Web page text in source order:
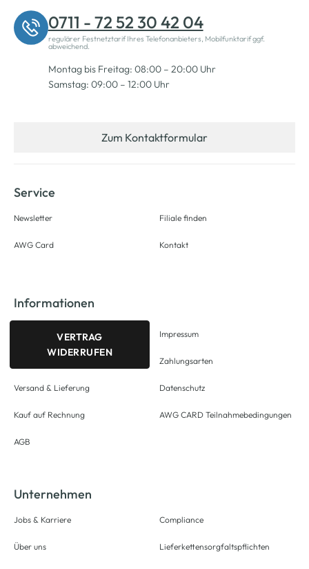
0711 - 72 52 30 42 04
regulärer Festnetztarif Ihres Telefonanbieters, Mobilfunktarif ggf.
abweichend.
Montag bis Freitag: 08:00 – 20:00 Uhr
Samstag: 09:00 – 12:00 Uhr
Zum Kontaktformular
Service
Newsletter
AWG Card
Filiale finden
Kontakt
Informationen
VERTRAG
WIDERRUFEN
Versand & Lieferung
Kauf auf Rechnung
AGB
Impressum
Zahlungsarten
Datenschutz
AWG CARD Teilnahmebedingungen
Unternehmen
Jobs & Karriere
Über uns
Compliance
Lieferkettensorgfaltspflichten